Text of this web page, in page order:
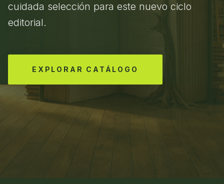
cuidada selección para este nuevo ciclo
editorial.
EXPLORAR CATÁLOGO